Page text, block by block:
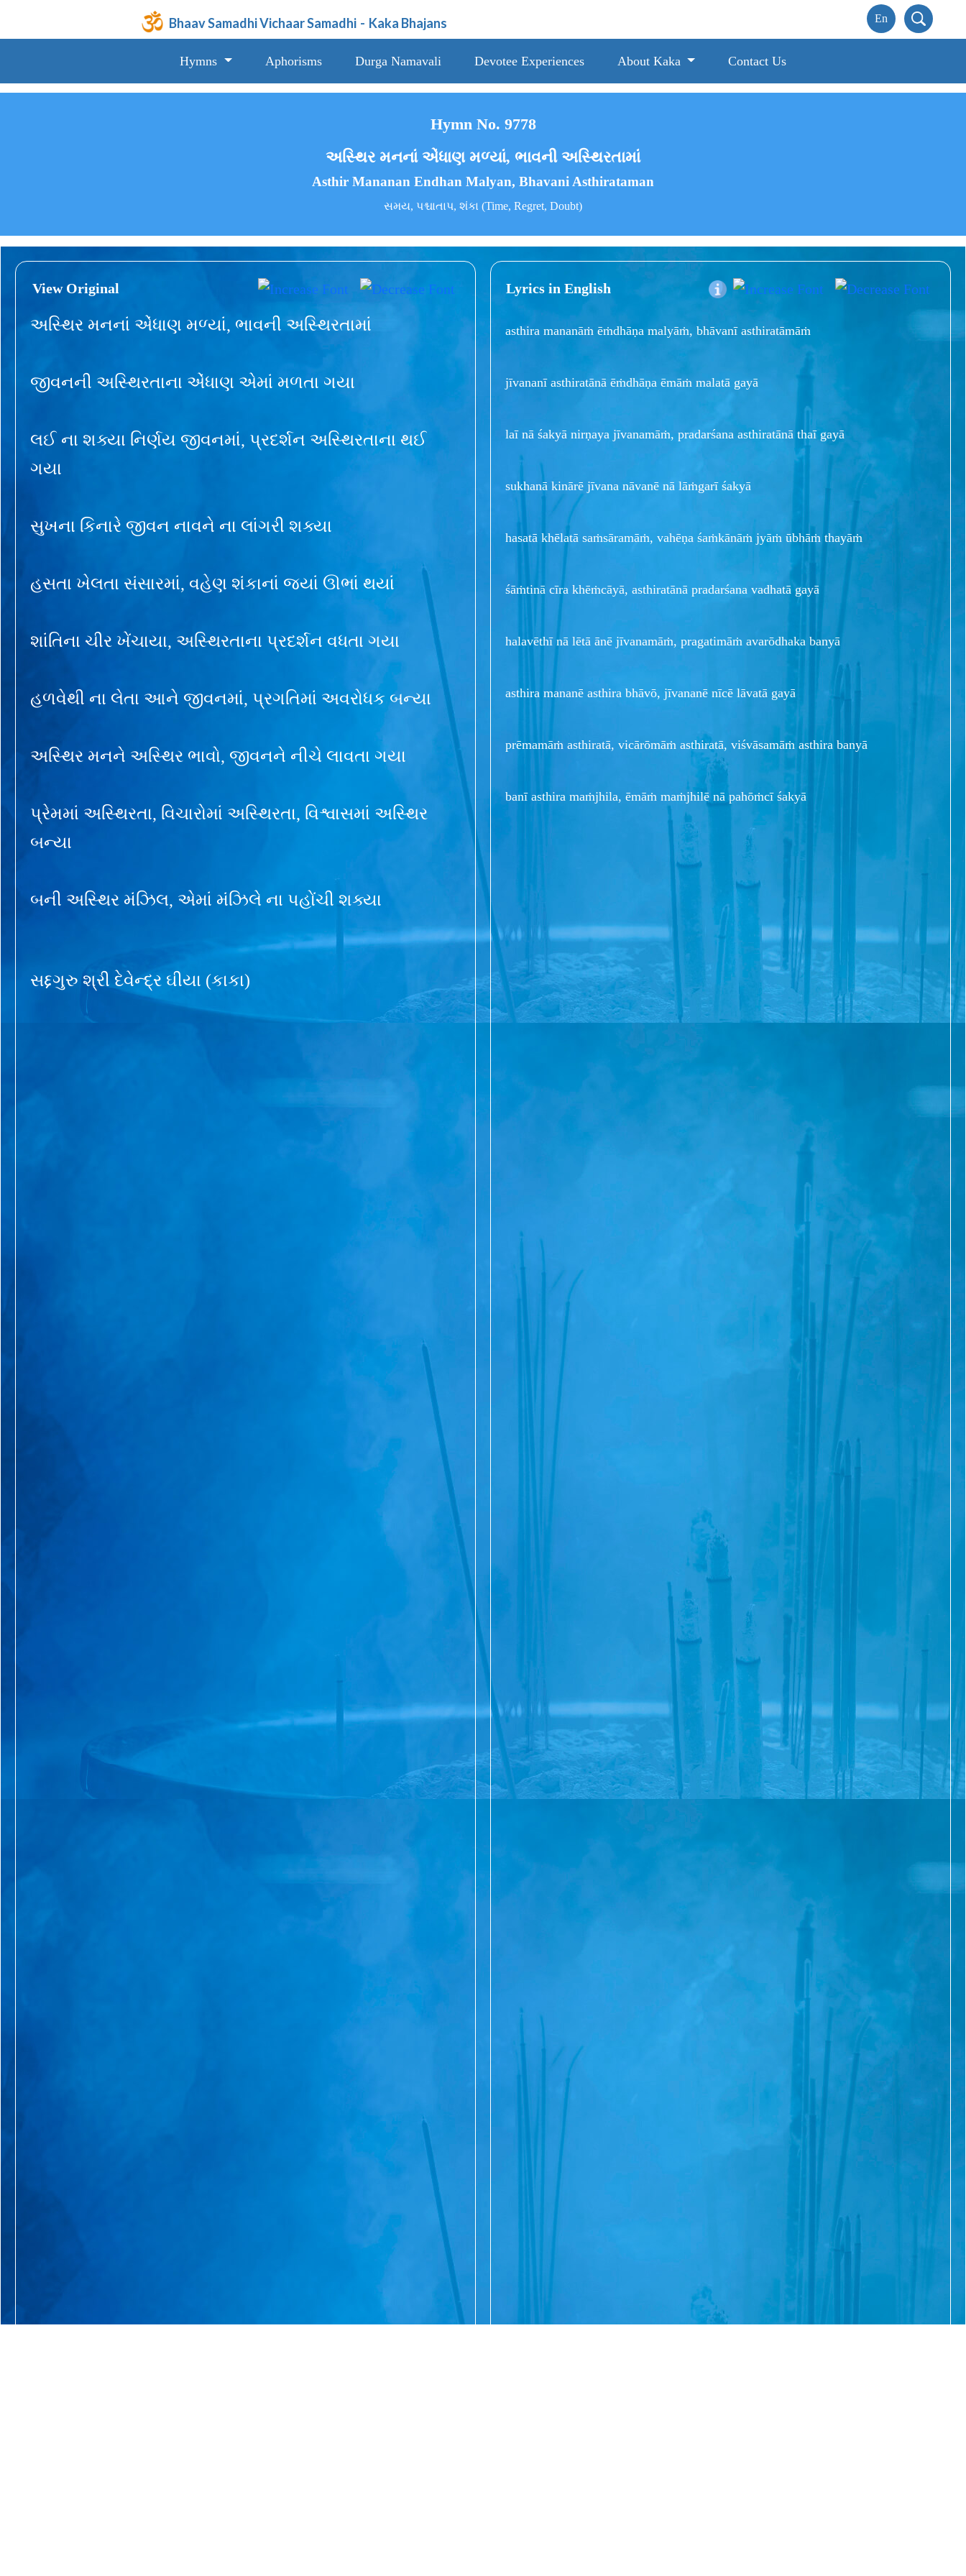
Bhaav Samadhi Vichaar Samadhi - Kaka Bhajans
Hymns Aphorisms Durga Namavali Devotee Experiences About Kaka Contact Us
Hymn No. 9778
અસ્થિર મનનાં એંધાણ મળ્યાં, ભાવની અસ્થિરતામાં
Asthir Mananan Endhan Malyan, Bhavani Asthirataman
સમય, પશ્ચાતાપ, શંકા (Time, Regret, Doubt)
View Original
અસ્થિર મનનાં એંધાણ મળ્યાં, ભાવની અસ્થિરતામાં
જીવનની અસ્થિરતાના એંધાણ એમાં મળતા ગયા
લઈ ના શક્યા નિર્ણય જીવનમાં, પ્રદર્શન અસ્થિરતાના થઈ
ગયા
સુખના કિનારે જીવન નાવને ના લાંગરી શક્યા
હસતા ખેલતા સંસારમાં, વહેણ શંકાનાં જ્યાં ઊભાં થયાં
શાંતિના ચીર ખેંચાયા, અસ્થિરતાના પ્રદર્શન વધતા ગયા
હળવેથી ના લેતા આને જીવનમાં, પ્રગતિમાં અવરોધક બન્યા
અસ્થિર મનને અસ્થિર ભાવો, જીવનને નીચે લાવતા ગયા
પ્રેમમાં અસ્થિરતા, વિચારોમાં અસ્થિરતા, વિશ્વાસમાં અસ્થિર
બન્યા
બની અસ્થિર મંઝિલ, એમાં મંઝિલે ના પહોંચી શક્યા
સદ્દગુરુ શ્રી દેવેન્દ્ર ઘીયા (કાકા)
Lyrics in English
asthira mananāṁ ēṁdhāṇa malyāṁ, bhāvanī asthiratāmāṁ
jīvananī asthiratānā ēṁdhāṇa ēmāṁ malatā gayā
laī nā śakyā nirṇaya jīvanamāṁ, pradarśana asthiratānā thaī gayā
sukhanā kinārē jīvana nāvanē nā lāṁgarī śakyā
hasatā khēlatā saṁsāramāṁ, vahēṇa śaṁkānāṁ jyāṁ ūbhāṁ thayāṁ
śāṁtinā cīra khēṁcāyā, asthiratānā pradarśana vadhatā gayā
halavēthī nā lētā ānē jīvanamāṁ, pragatimāṁ avarōdhaka banyā
asthira mananē asthira bhāvō, jīvananē nīcē lāvatā gayā
prēmamāṁ asthiratā, vicārōmāṁ asthiratā, viśvāsamāṁ asthira banyā
banī asthira maṁjhila, ēmāṁ maṁjhilē nā pahōṁcī śakyā